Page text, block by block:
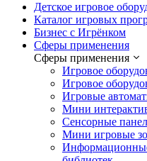
Детское игровое
Каталог игровых
Бизнес с Игрёнком
Сферы применения
Сферы применения
Игровое
Игровое
Игровые
Мини
Сенсорные
Мини игровые